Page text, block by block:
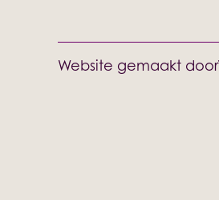
Website gemaakt door